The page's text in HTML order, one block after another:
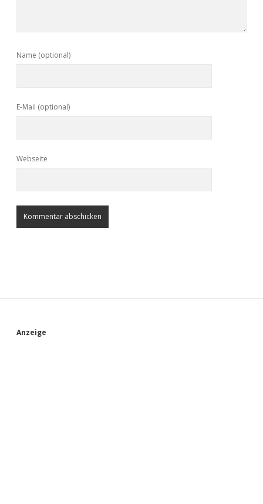
Name (optional)
E-Mail (optional)
Webseite
S
Anzeige